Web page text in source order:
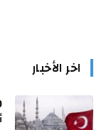
اخر الأخبار